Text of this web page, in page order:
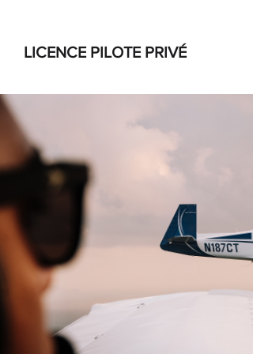
LICENCE PILOTE PRIVÉ